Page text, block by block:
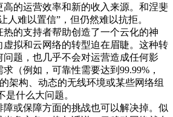
的运营效率和新的收入来源。和涅斐
人难以置信”，但仍然难以抗拒。
的支持者帮助创造了一个云化的神
拟和云网络的转型迫在眉睫。这种转
题，也几乎不会对运营造成任何影
（例如，可靠性需要达到99.99%，
架构、动态的无线环境或某些网络组
是什么大问题。
或保障方面的挑战也可以解决掉。似